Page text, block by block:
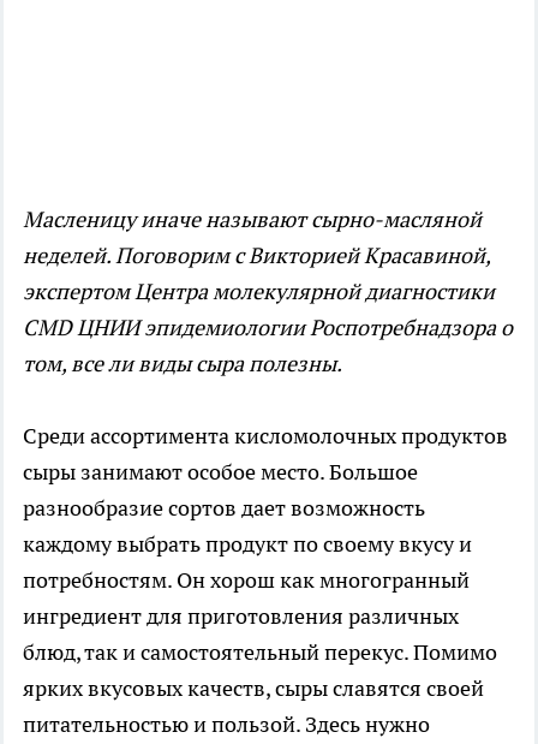
Масленицу иначе называют сырно-масляной
неделей. Поговорим с Викторией Красавиной,
экспертом Центра молекулярной диагностики
CMD ЦНИИ эпидемиологии Роспотребнадзора о
том, все ли виды сыра полезны.
Среди ассортимента кисломолочных продуктов
сыры занимают особое место. Большое
разнообразие сортов дает возможность
каждому выбрать продукт по своему вкусу и
потребностям. Он хорош как многогранный
ингредиент для приготовления различных
блюд, так и самостоятельный перекус. Помимо
ярких вкусовых качеств, сыры славятся своей
питательностью и пользой. Здесь нужно